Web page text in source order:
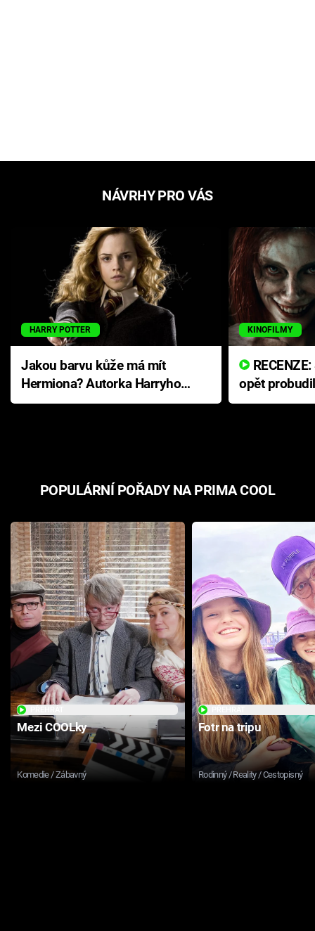
NÁVRHY PRO VÁS
HARRY POTTER
Jakou barvu kůže má mít
Hermiona? Autorka Harryho
Pottera přišla s ráznou
KINOFILMY
opět
přichází s
POPULÁRNÍ POŘADY NA PRIMA COOL
Mezi COOLky
Komedie / Zábavný
Fotr na tripu
Rodinný / Reality / Cestopisný